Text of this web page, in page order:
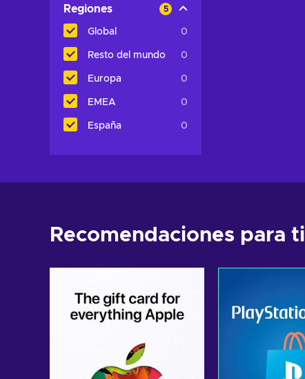
Regiones 5
Global 0
Resto del mundo 0
Europa 0
EMEA 0
España 0
Recomendaciones para ti